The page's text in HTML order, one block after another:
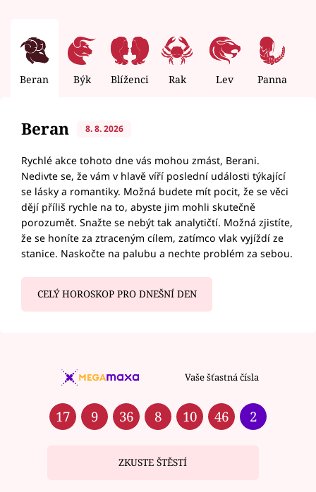
Beran Býk Blíženci Rak Lev Panna
Beran 8. 8. 2026
Rychlé akce tohoto dne vás mohou zmást, Berani.
Nedivte se, že vám v hlavě víří poslední události týkající
se lásky a romantiky. Možná budete mít pocit, že se věci
dějí příliš rychle na to, abyste jim mohli skutečně
porozumět. Snažte se nebýt tak analytičtí. Možná zjistíte,
že se honíte za ztraceným cílem, zatímco vlak vyjíždí ze
stanice. Naskočte na palubu a nechte problém za sebou.
CELÝ HOROSKOP PRO DNEŠNÍ DEN
Vaše šťastná čísla
17 9 36 8 10 46 2
ZKUSTE ŠTĚSTÍ